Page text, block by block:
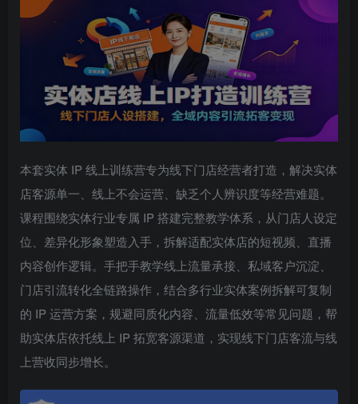
本套实体 IP 线上训练营专为线下门店经营者打造，解决实体
店客源单一、线上不会运营、缺乏个人辨识度等经营难题。
课程围绕实体行业专属 IP 搭建完整教学体系，从门店人设定
位、差异化形象塑造入手，拆解适配实体店的短视频、直播
内容创作逻辑。手把手教学线上流量承接、私域客户沉淀、
门店引流转化全链路操作，结合多行业实体案例拆解可复制
的 IP 运营方案，规避同质化内容、流量低效等常见问题，帮
助实体店依托线上 IP 拓宽客源渠道，实现线下门店客流与线
上营收同步增长。